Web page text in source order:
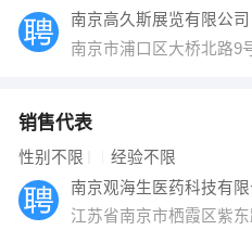
南京高久斯展览有限公司
南京市浦口区大桥北路9
销售代表
性别不限 经验不限
南京观海生医药科技有限
江苏省南京市栖霞区紫